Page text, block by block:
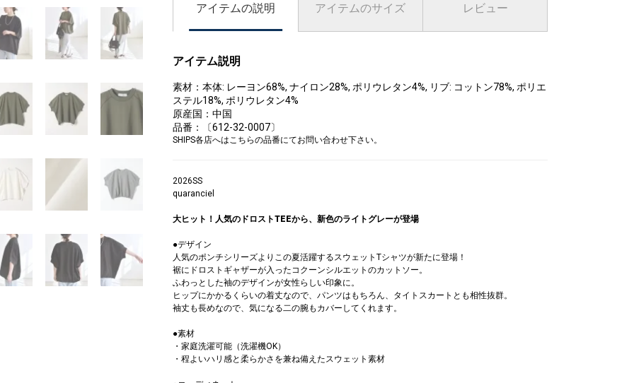
アイテムの説明 アイテムのサイズ レビュー
アイテム説明
素材：本体: レーヨン68%, ナイロン28%, ポリウレタン4%, リブ: コットン78%, ポリエ
ステル18%, ポリウレタン4%
原産国：中国
品番：〔612-32-0007〕
SHIPS各店へはこちらの品番にてお問い合わせ下さい。
2026SS
quaranciel
大ヒット！人気のドロストTEEから、新色のライトグレーが登場
●デザイン
人気のポンチシリーズよりこの夏活躍するスウェットTシャツが新たに登場！
裾にドロストギャザーが入ったコクーンシルエットのカットソー。
ふわっとした袖のデザインが女性らしい印象に。
ヒップにかかるくらいの着丈なので、パンツはもちろん、タイトスカートとも相性抜群。
袖丈も長めなので、気になる二の腕もカバーしてくれます。
●素材
・家庭洗濯可能（洗濯機OK）
・程よいハリ感と柔らかさを兼ね備えたスウェット素材